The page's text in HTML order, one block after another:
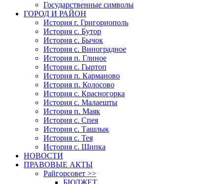
Государственные символы
ГОРОД И РАЙОН
История г. Григориополь
История с. Бутор
История с. Бычок
История с. Виноградное
История п. Глиное
История с. Гыртоп
История п. Карманово
История п. Колосово
История с. Красногорка
История с. Малаешты
История п. Маяк
История с. Спея
История с. Ташлык
История с. Тея
История с. Шипка
НОВОСТИ
ПРАВОВЫЕ АКТЫ
Райгорсовет >>
БЮДЖЕТ